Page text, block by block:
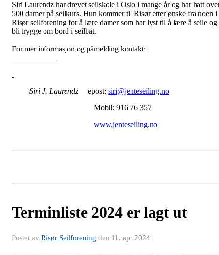
Siri Laurendz har drevet seilskole i Oslo i mange år og har hatt
500 damer på seilkurs. Hun kommer til Risør etter ønske fra noen i
Risør seilforening for å lære damer som har lyst til å lære å seile og
bli trygge om bord i seilbåt.
For mer informasjon og påmelding kontakt:
Siri J. Laurendz epost: siri@jenteseiling.no
Mobil: 916 76 357
www.jenteseiling.no
Terminliste 2024 er lagt ut
Postet av Risør Seilforening den 11. apr 2024